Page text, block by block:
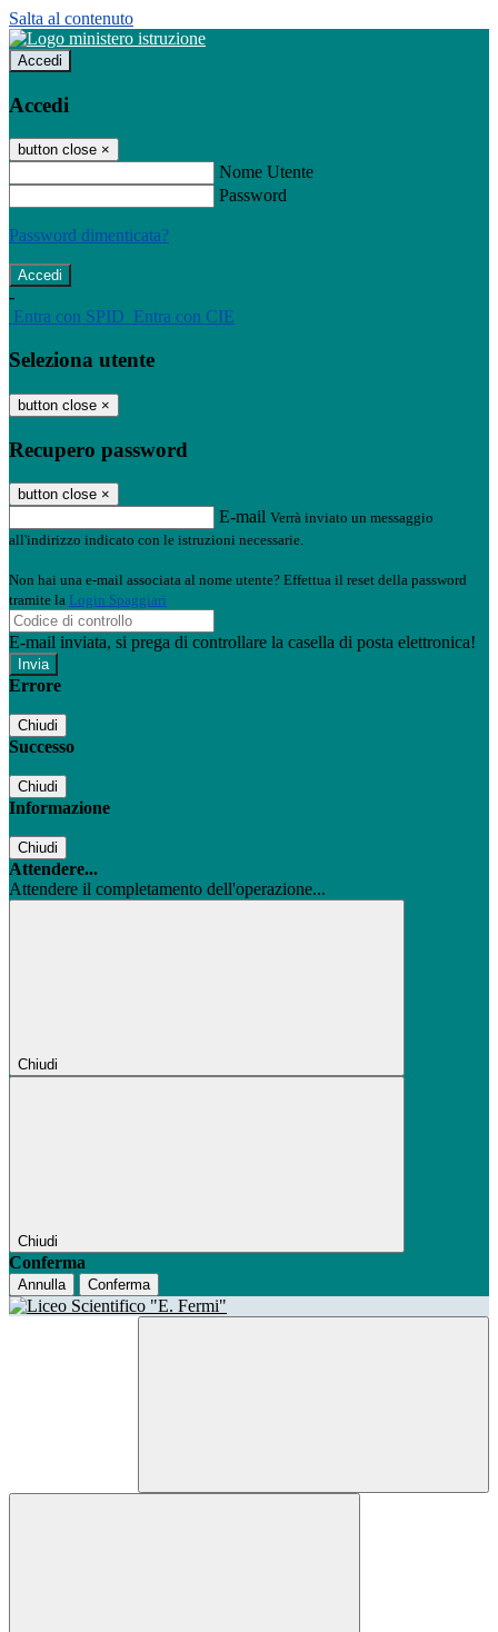
Salta al contenuto
Accedi
Accedi
button close ×
Nome Utente
Password
Password dimenticata?
-
Entra con SPID Entra con CIE
Seleziona utente
button close ×
Recupero password
button close ×
E-mail Verrà inviato un messaggio
all'indirizzo indicato con le istruzioni necessarie.
Non hai una e-mail associata al nome utente? Effettua il reset della password
tramite la Login Spaggiari
E-mail inviata, si prega di controllare la casella di posta elettronica!
Errore
Chiudi
Successo
Chiudi
Informazione
Chiudi
Attendere...
Attendere il completamento dell'operazione...
Chiudi
Chiudi
Conferma
Annulla Conferma